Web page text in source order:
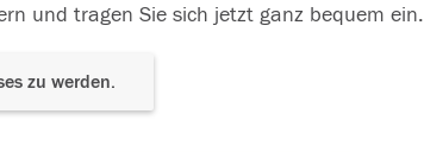
und tragen Sie sich jetzt ganz bequem ein.
zu werden.